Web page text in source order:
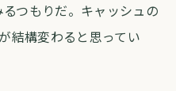
つもりだ。キャッシュの
結構変わると思ってい